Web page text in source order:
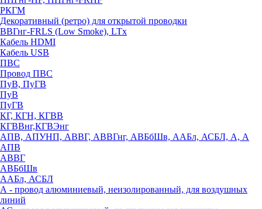
РКГМ
Декоративный (ретро) для открытой проводки
ВВГнг-FRLS (Low Smoke), LTx
Кабель HDMI
Кабель USB
ПВС
Провод ПВС
ПуВ, ПуГВ
ПуВ
ПуГВ
КГ, КГН, КГВВ
КГВВнг,КГВЭнг
АПВ, АПУНП, АВВГ, АВВГнг, АВБбШв, ААБл, АСБЛ, А, А
АПВ
АВВГ
АВБбШв
ААБл, АСБЛ
А - провод алюминиевый, неизолированный, для воздушных
линий